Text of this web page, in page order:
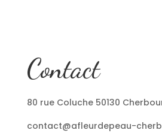
Contact
80 rue Coluche 50130
contact@afleurdepeau-